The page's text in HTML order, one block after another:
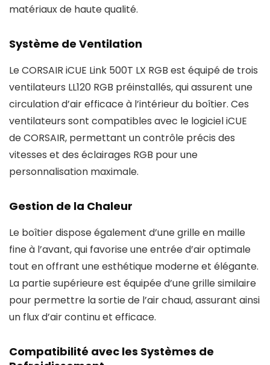
matériaux de haute qualité.
Système de Ventilation
Le CORSAIR iCUE Link 500T LX RGB est équipé de trois
ventilateurs LL120 RGB préinstallés, qui assurent une
circulation d’air efficace à l’intérieur du boîtier. Ces
ventilateurs sont compatibles avec le logiciel iCUE
de CORSAIR, permettant un contrôle précis des
vitesses et des éclairages RGB pour une
personnalisation maximale.
Gestion de la Chaleur
Le boîtier dispose également d’une grille en maille
fine à l’avant, qui favorise une entrée d’air optimale
tout en offrant une esthétique moderne et élégante.
La partie supérieure est équipée d’une grille similaire
pour permettre la sortie de l’air chaud, assurant ainsi
un flux d’air continu et efficace.
Compatibilité avec les Systèmes de